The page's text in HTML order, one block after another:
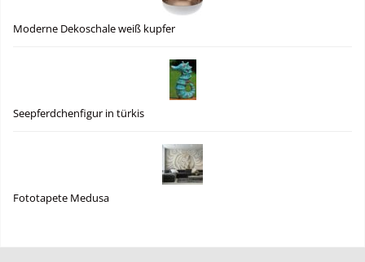
Moderne Dekoschale weiß kupfer
Seepferdchenfigur in türkis
Fototapete Medusa